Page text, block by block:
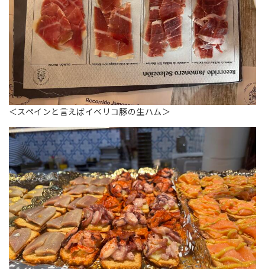
＜スペインと言えばイベリコ豚の生ハム＞